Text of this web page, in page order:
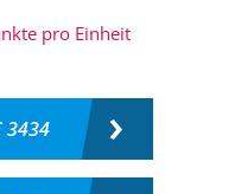
pro Einheit
3434